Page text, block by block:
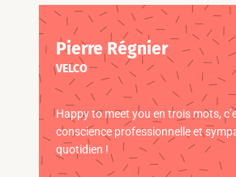
Pierre Régnier
VELCO
Happy to meet you en trois mots,
conscience professionnelle et
quotidien !